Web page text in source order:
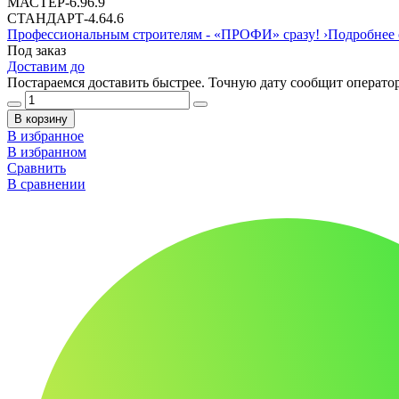
СТАНДАРТ-4.64.6
Профессиональным строителям - «ПРОФИ» сразу! ›Подробнее
Под заказ
Доставим до
Постараемся доставить быстрее. Точную дату сообщит
В корзину
В избранное
В избранном
Сравнить
В сравнении